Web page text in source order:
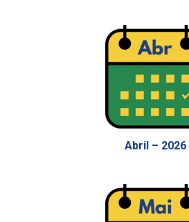
Abril – 2026